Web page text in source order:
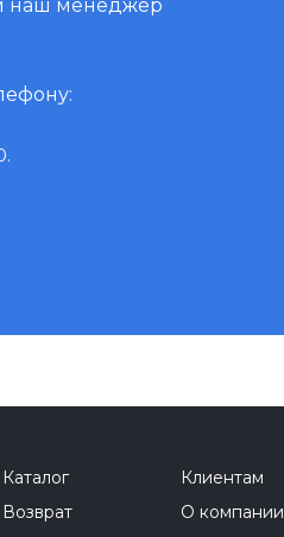
наш менеджер
Каталог
Возврат
Клиентам
О компании